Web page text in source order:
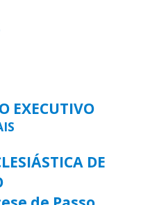
EXECUTIVO
DE